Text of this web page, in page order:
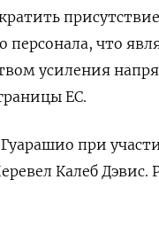
персонала, что
усиления
ЕС.
при
Калеб Дэвис.